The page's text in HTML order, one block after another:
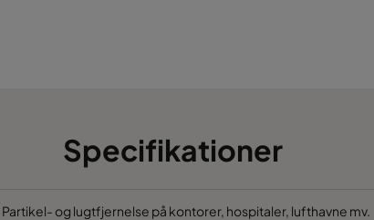
Specifikationer
Partikel- og lugtfjernelse på kontorer, hospitaler, lufthavne mv.